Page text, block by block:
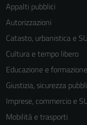
Appalti pubblici
Autorizzazioni
Catasto, urbanistica e
Cultura e tempo libero
Educazione e formazione
Giustizia, sicurezza
Imprese, commercio e
Mobilità e trasporti